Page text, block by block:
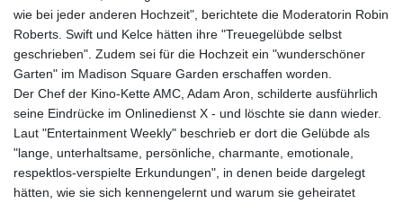
wie bei jeder anderen Hochzeit", berichtete die Moderatorin Robin
Roberts. Swift und Kelce hätten ihre "Treuegelübde selbst
geschrieben". Zudem sei für die Hochzeit ein "wunderschöner
Garten" im Madison Square Garden erschaffen worden.
Der Chef der Kino-Kette AMC, Adam Aron, schilderte ausführlich
seine Eindrücke im Onlinedienst X - und löschte sie dann wieder.
Laut "Entertainment Weekly" beschrieb er dort die Gelübde als
"lange, unterhaltsame, persönliche, charmante, emotionale,
respektlos-verspielte Erkundungen", in denen beide dargelegt
hätten, wie sie sich kennengelernt und warum sie geheiratet